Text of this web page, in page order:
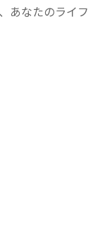
あなたのライフ